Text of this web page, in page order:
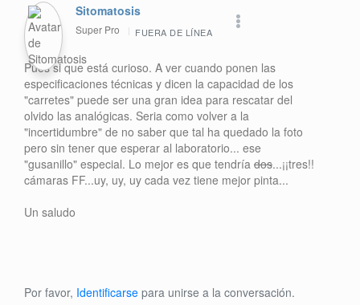
Sitomatosis
Super Pro FUERA DE LÍNEA
Pues si que está curioso. A ver cuando ponen las
especificaciones técnicas y dicen la capacidad de los
"carretes" puede ser una gran idea para rescatar del
olvido las analógicas. Seria como volver a la
"incertidumbre" de no saber que tal ha quedado la foto
pero sin tener que esperar al laboratorio... ese
"gusanillo" especial. Lo mejor es que tendría dos...¡¡tres!!
cámaras FF...uy, uy, uy cada vez tiene mejor pinta...
Un saludo
Por favor, Identificarse para unirse a la conversación.